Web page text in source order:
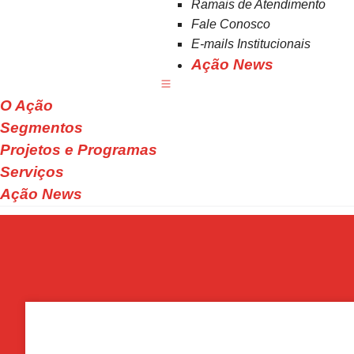
Ramais de Atendimento
Fale Conosco
E-mails Institucionais
Ação News
O Ação
Segmentos
Projetos e Programas
Serviços
Ação News